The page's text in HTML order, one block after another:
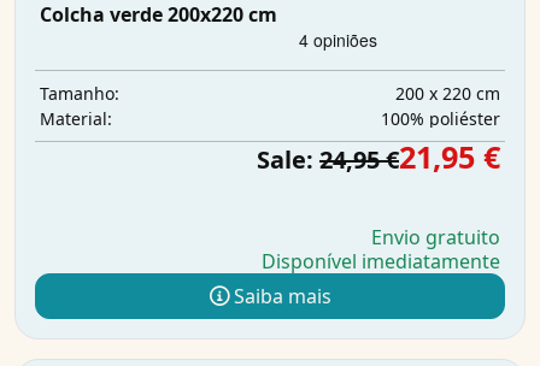
Colcha verde 200x220 cm
Tamanho:
200 x 220 cm
Material:
100% poliéster
Sale: 24,95 €21,95 €
Envio gratuito
Disponível imediatamente
Saiba mais